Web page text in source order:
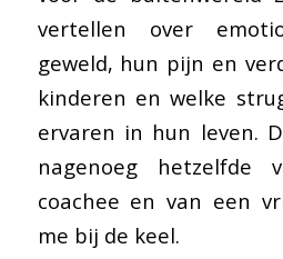
vertellen over
geweld, hun pijn en
kinderen en welke
ervaren in hun leven.
nagenoeg hetzelfde
coachee en van een
me bij de keel.